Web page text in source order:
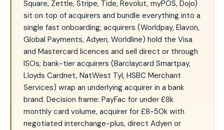
Square, Zettle, Stripe, Tide, Revolut, myPOS, Dojo)
sit on top of acquirers and bundle everything into a
single fast onboarding; acquirers (Worldpay, Elavon,
Global Payments, Adyen, Worldline) hold the Visa
and Mastercard licences and sell direct or through
ISOs; bank-tier acquirers (Barclaycard Smartpay,
Lloyds Cardnet, NatWest Tyl, HSBC Merchant
Services) wrap an underlying acquirer in a bank
brand. Decision frame: PayFac for under £8k
monthly card volume, acquirer for £8-50k with
negotiated interchange-plus, direct Adyen or